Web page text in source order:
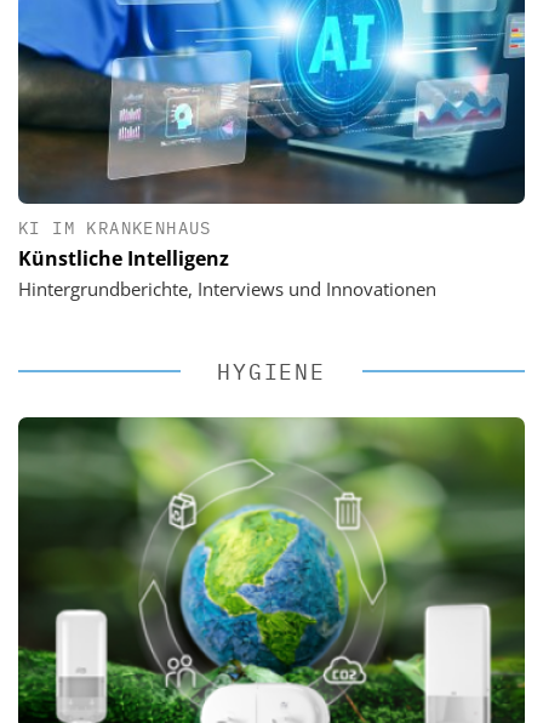
KI IM KRANKENHAUS
Künstliche Intelligenz
Hintergrundberichte, Interviews und Innovationen
HYGIENE